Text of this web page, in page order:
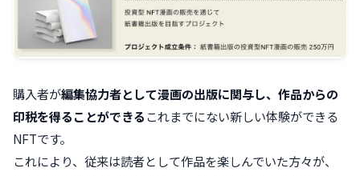
購入者が編集協力者として漫画の出版に関与し、作品からの
印税を得ることができる これまでにない新しい体験ができる
NFTです。
これにより、従来は読者として作品を楽しんでいた方々が、